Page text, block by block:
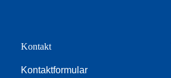
Kontakt
Kontaktformular